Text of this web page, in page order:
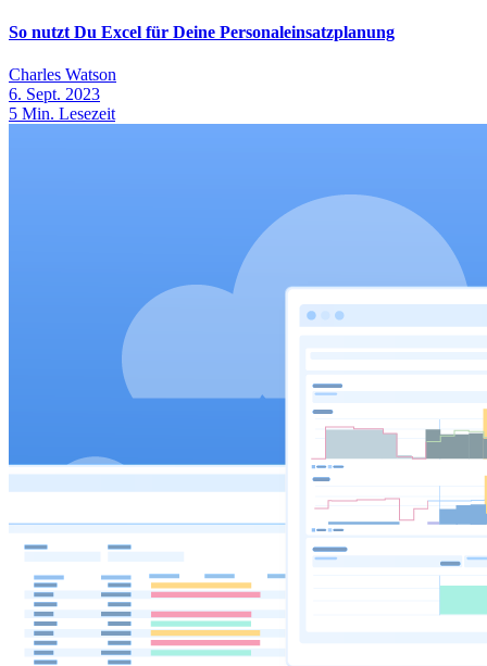
So nutzt Du Excel für Deine Personaleinsatzplanung
Charles Watson
6. Sept. 2023
5 Min. Lesezeit